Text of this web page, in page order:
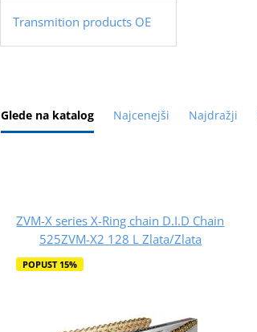
Transmition products OE
Glede na katalog Najcenejši Najdražji
ZVM-X series X-Ring chain D.I.D Chain
525ZVM-X2 128 L Zlata/Zlata
POPUST 15%